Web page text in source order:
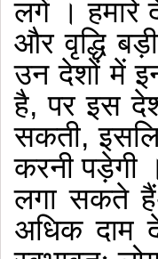
लगें ।हमारे
और वृद्धि
उन देशों में
है,पर इस
सकती,
करनी पड़ेगी
लगा सकते
अधिक